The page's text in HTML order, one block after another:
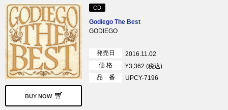
BUY NOW
CD
Godiego The Best
GODIEGO
発売日
2016.11.02
価 格
¥3,362 (税込)
品 番
UPCY-7196